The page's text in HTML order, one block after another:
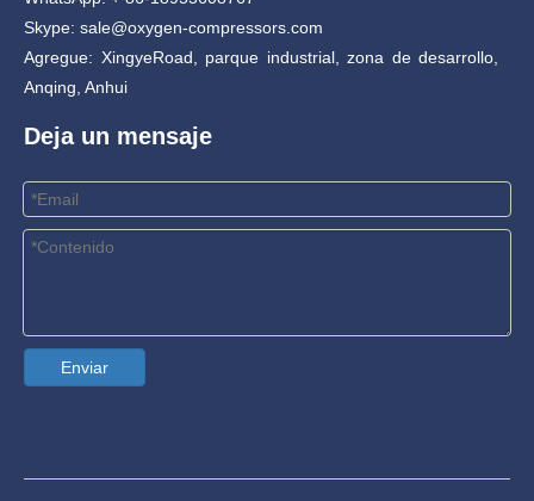
Skype: sale@oxygen-compressors.com
Agregue: XingyeRoad, parque industrial, zona de desarrollo,
Anqing, Anhui
Deja un mensaje
Enviar